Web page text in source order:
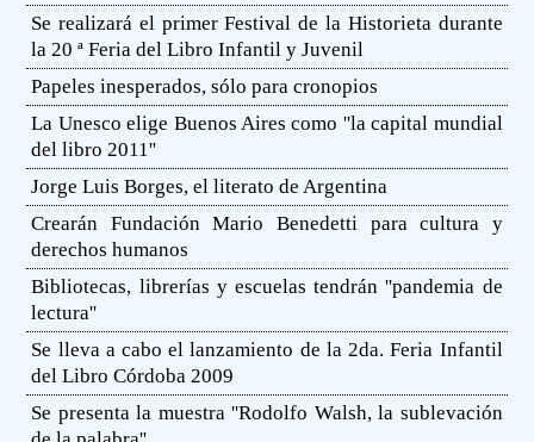
Se realizará el primer Festival de la Historieta durante
la 20 ª Feria del Libro Infantil y Juvenil
Papeles inesperados, sólo para cronopios
La Unesco elige Buenos Aires como ''la capital mundial
del libro 2011''
Jorge Luis Borges, el literato de Argentina
Crearán Fundación Mario Benedetti para cultura y
derechos humanos
Bibliotecas, librerías y escuelas tendrán ''pandemia de
lectura''
Se lleva a cabo el lanzamiento de la 2da. Feria Infantil
del Libro Córdoba 2009
Se presenta la muestra ''Rodolfo Walsh, la sublevación